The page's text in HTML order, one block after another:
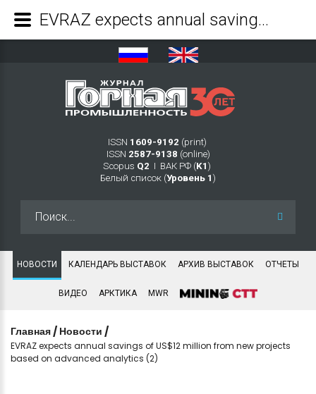
ISSN 1609-9192 (print)
ISSN 2587-9138 (online)
Scopus Q2 Ι ВАК РФ (K1 )
Белый список (Уровень 1 )
НОВОСТИ КАЛЕНДАРЬ ВЫСТАВОК АРХИВ ВЫСТАВОК ОТЧЕТЫ
ВИДЕО АРКТИКА MWR
Главная / Новости /
EVRAZ expects annual savings of US$12 million from new projects
based on advanced analytics (2)
EVRAZ expects annual savings of US$12 million from new projects based on advanced analytics (2) - Журнал Горная промышленность